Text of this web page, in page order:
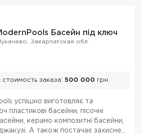
Басейн під ключ
Закарпатская обл.
заказа: 500 000 грн
успішно виготовляє та
пластикові басейни, пісочні
керамо композитні басейни,
А також постачає захисне